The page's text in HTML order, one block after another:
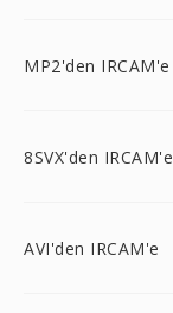
MP2'den IRCAM'e
8SVX'den IRCAM'e
AVI'den IRCAM'e